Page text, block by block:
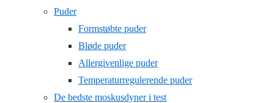
Puder
Formstøbte puder
Bløde puder
Allergivenlige puder
Temperaturregulerende puder
De bedste moskusdyner i test